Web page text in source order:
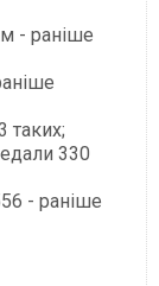
- раніше
таких;
330
- раніше